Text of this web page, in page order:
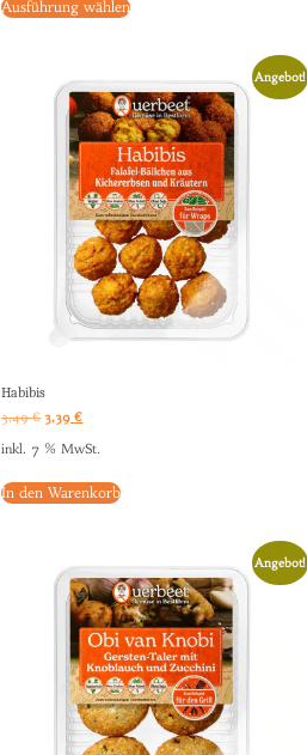
Ausführung wählen
Angebot!
Habibis
3,49€ 3,39€
inkl. 7 % MwSt.
In den Warenkorb
Angebot!